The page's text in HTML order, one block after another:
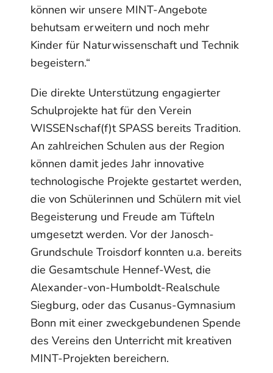
können wir unsere MINT-Angebote
behutsam erweitern und noch mehr
Kinder für Naturwissenschaft und Technik
begeistern.“
Die direkte Unterstützung engagierter
Schulprojekte hat für den Verein
WISSENschaf(f)t SPASS bereits Tradition.
An zahlreichen Schulen aus der Region
können damit jedes Jahr innovative
technologische Projekte gestartet werden,
die von Schülerinnen und Schülern mit viel
Begeisterung und Freude am Tüfteln
umgesetzt werden. Vor der Janosch-
Grundschule Troisdorf konnten u.a. bereits
die Gesamtschule Hennef-West, die
Alexander-von-Humboldt-Realschule
Siegburg, oder das Cusanus-Gymnasium
Bonn mit einer zweckgebundenen Spende
des Vereins den Unterricht mit kreativen
MINT-Projekten bereichern.